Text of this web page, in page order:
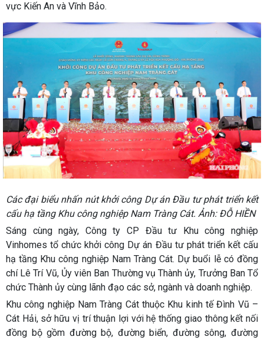
vực Kiến An và Vĩnh Bảo.
Các đại biểu nhấn nút khởi công Dự án Đầu tư phát triển kết
cấu hạ tầng Khu công nghiệp Nam Tràng Cát. Ảnh: ĐỖ HIỀN
Sáng cùng ngày, Công ty CP Đầu tư Khu công nghiệp
Vinhomes tổ chức khởi công Dự án Đầu tư phát triển kết cấu
hạ tầng Khu công nghiệp Nam Tràng Cát. Dự buổi lễ có đồng
chí Lê Trí Vũ, Ủy viên Ban Thường vụ Thành ủy, Trưởng Ban Tổ
chức Thành ủy cùng lãnh đạo các sở, ngành và doanh nghiệp.
Khu công nghiệp Nam Tràng Cát thuộc Khu kinh tế Đình Vũ –
Cát Hải, sở hữu vị trí thuận lợi với hệ thống giao thông kết nối
đồng bộ gồm đường bộ, đường biển, đường sông, đường